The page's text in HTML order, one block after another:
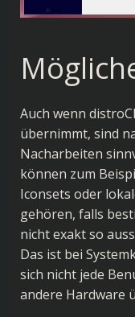
Auch wenn
übernimmt, sind
Nacharbeiten
können zum
Iconsets oder
gehören, falls
nicht exakt so
Das ist bei
sich nicht jede
andere Hardware